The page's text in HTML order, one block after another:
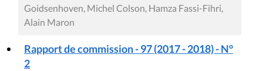
Goidsenhoven, Michel Colson, Hamza Fassi-Fihri,
Alain Maron
Rapport de commission - 97 (2017 - 2018) - N°
2